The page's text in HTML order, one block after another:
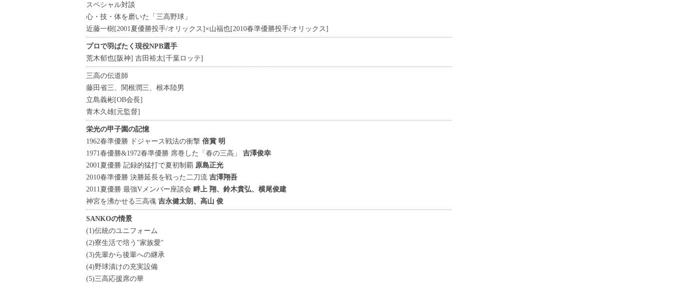
スペシャル対談
心・技・体を磨いた「三高野球」
近藤一樹[2001夏優勝投手/オリックス]×山福也[2010春準優勝投手/オリックス]
プロで羽ばたく現役NPB選手
荒木郁也[阪神] 吉田裕太[千葉ロッテ]
三高の伝道師
藤田省三、関根潤三、根本陸男
立島義彬[OB会長]
青木久雄[元監督]
栄光の甲子園の記憶
1962春準優勝 ドジャース戦法の衝撃 倍賞 明
1971春優勝&1972春準優勝 席巻した「春の三高」 吉澤俊幸
2001夏優勝 記録的猛打で夏初制覇 原島正光
2010春準優勝 決勝延長を戦った二刀流 吉澤翔吾
2011夏優勝 最強Vメンバー座談会 畔上 翔、鈴木貴弘、横尾俊建
神宮を沸かせる三高魂 吉永健太朗、高山 俊
SANKOの情景
(1)伝統のユニフォーム
(2)寮生活で培う"家族愛"
(3)先輩から後輩への継承
(4)野球漬けの充実設備
(5)三高応援席の華